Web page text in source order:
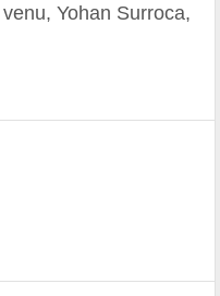
Yohan Surroca,